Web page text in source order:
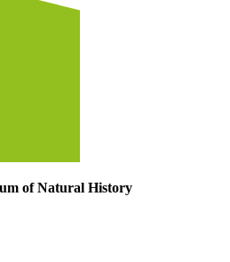
of Natural History